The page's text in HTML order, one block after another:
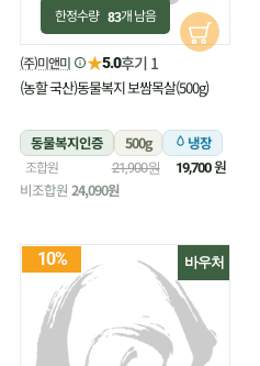
한정수량 83개 남음
(주)미앤미 ★5.0후기 1
(농할 국산)동물복지 보쌈목살(500g)
동물복지인증 500g 냉장
조합원 21,900원 19,700원
비조합원 24,090원
바우처
10%